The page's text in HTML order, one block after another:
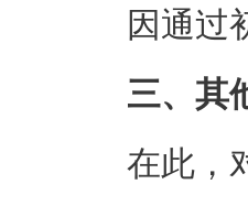
因通过
三、其
在此，